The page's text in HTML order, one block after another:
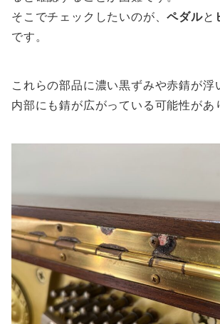
そこでチェックしたいのが、ペダルと
です。
これらの部品に濃い黒ずみや赤錆が浮
内部にも錆が広がっている可能性があ